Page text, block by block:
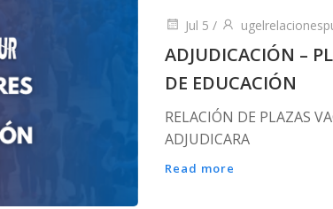
Jul 5 /
ADJUDICACIÓN –
DE EDUCACIÓN
RELACIÓN DE PLAZAS
ADJUDICARA
Read more